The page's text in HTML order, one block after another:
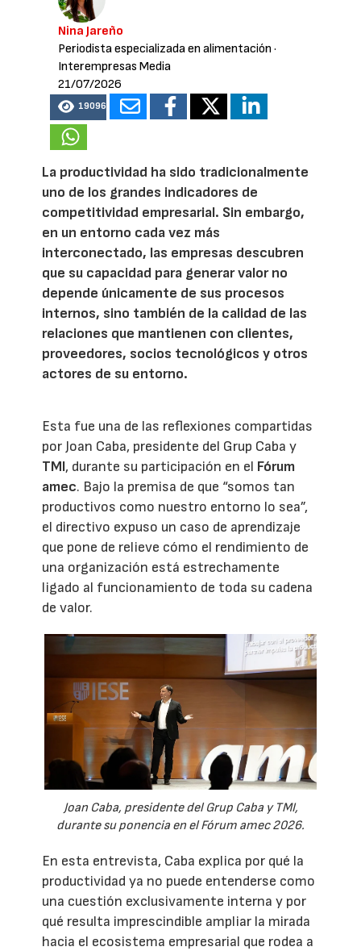
Nina Jareño
Periodista especializada en alimentación ·
Interempresas Media
21/07/2026
19096
La productividad ha sido tradicionalmente
uno de los grandes indicadores de
competitividad empresarial. Sin embargo,
en un entorno cada vez más
interconectado, las empresas descubren
que su capacidad para generar valor no
depende únicamente de sus procesos
internos, sino también de la calidad de las
relaciones que mantienen con clientes,
proveedores, socios tecnológicos y otros
actores de su entorno.
Esta fue una de las reflexiones compartidas
por Joan Caba, presidente del Grup Caba y
TMI, durante su participación en el Fórum
amec. Bajo la premisa de que “somos tan
productivos como nuestro entorno lo sea”,
el directivo expuso un caso de aprendizaje
que pone de relieve cómo el rendimiento de
una organización está estrechamente
ligado al funcionamiento de toda su cadena
de valor.
Joan Caba, presidente del Grup Caba y TMI,
durante su ponencia en el Fórum amec 2026.
En esta entrevista, Caba explica por qué la
productividad ya no puede entenderse como
una cuestión exclusivamente interna y por
qué resulta imprescindible ampliar la mirada
hacia el ecosistema empresarial que rodea a